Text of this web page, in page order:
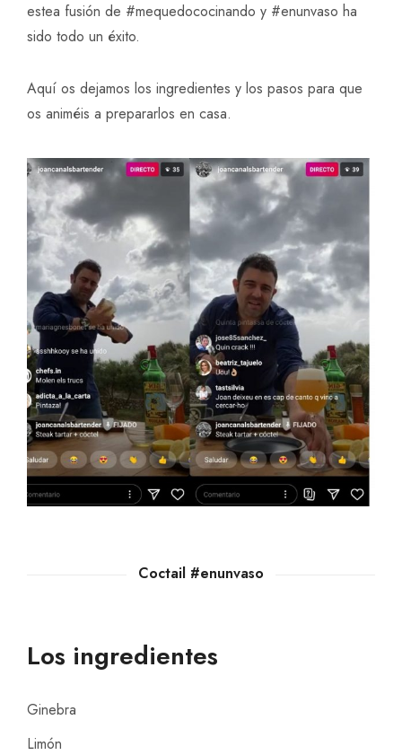
estea fusión de #mequedococinando y #enunvaso ha
sido todo un éxito.
Aquí os dejamos los ingredientes y los pasos para que
os animéis a prepararlos en casa.
Coctail #enunvaso
Los ingredientes
Ginebra
Limón